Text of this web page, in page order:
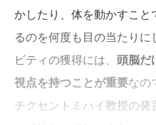
かしたり、体を動かすこと
るのを何度も目の当たり
ビティの獲得には、 頭脳だ
視点を持つことが重要なの
チクセントミハイ教授の